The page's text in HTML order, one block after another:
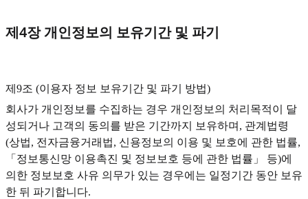
제4장 개인정보의 보유기간 및 파기
제9조 (이용자 정보 보유기간 및 파기 방법)‍
회사가 개인정보를 수집하는 경우 개인정보의 처리목적이 달
성되거나 고객의 동의를 받은 기간까지 보유하며, 관계법령
(상법, 전자금융거래법, 신용정보의 이용 및 보호에 관한 법률,
「정보통신망 이용촉진 및 정보보호 등에 관한 법률」 등)에
의한 정보보호 사유 의무가 있는 경우에는 일정기간 동안 보유
한 뒤 파기합니다.